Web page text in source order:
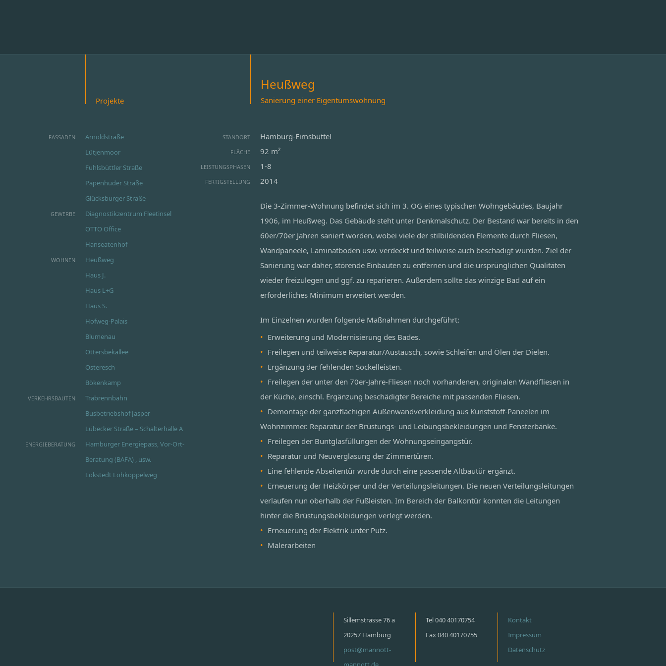
Projekte
FASSADEN
Arnoldstraße
Lütjenmoor
Fuhlsbüttler Straße
Papenhuder Straße
Glücksburger Straße
GEWERBE
Diagnostikzentrum Fleetinsel
OTTO Office
Hanseatenhof
WOHNEN
Heußweg
Haus J.
Haus L+G
Haus S.
Hofweg-Palais
Blumenau
Ottersbekallee
Osteresch
Bökenkamp
VERKEHRSBAUTEN
Trabrennbahn
Busbetriebshof Jasper
Lübecker Straße – Schalterhalle A
ENERGIEBERATUNG
Hamburger Energiepass, Vor-Ort-
Beratung (BAFA) , usw.
Lokstedt Lohkoppelweg
Heußweg
Sanierung einer Eigentumswohnung
STANDORT Hamburg-Eimsbüttel
FLÄCHE 92 m²
LEISTUNGSPHASEN 1-8
FERTIGSTELLUNG 2014
Die 3-Zimmer-Wohnung befindet sich im 3. OG eines typischen Wohngebäudes, Baujahr
1906, im Heußweg. Das Gebäude steht unter Denkmalschutz. Der Bestand war bereits in den
60er/70er Jahren saniert worden, wobei viele der stilbildenden Elemente durch Fliesen,
Wandpaneele, Laminatboden usw. verdeckt und teilweise auch beschädigt wurden. Ziel der
Sanierung war daher, störende Einbauten zu entfernen und die ursprünglichen Qualitäten
wieder freizulegen und ggf. zu reparieren. Außerdem sollte das winzige Bad auf ein
erforderliches Minimum erweitert werden.
Im Einzelnen wurden folgende Maßnahmen durchgeführt:
Erweiterung und Modernisierung des Bades.
Freilegen und teilweise Reparatur/Austausch, sowie Schleifen und Ölen der Dielen.
Ergänzung der fehlenden Sockelleisten.
Freilegen der unter den 70er-Jahre-Fliesen noch vorhandenen, originalen Wandfliesen in
der Küche, einschl. Ergänzung beschädigter Bereiche mit passenden Fliesen.
Demontage der ganzflächigen Außenwandverkleidung aus Kunststoff-Paneelen im
Wohnzimmer. Reparatur der Brüstungs- und Leibungsbekleidungen und Fensterbänke.
Freilegen der Buntglasfüllungen der Wohnungseingangstür.
Reparatur und Neuverglasung der Zimmertüren.
Eine fehlende Abseitentür wurde durch eine passende Altbautür ergänzt.
Erneuerung der Heizkörper und der Verteilungsleitungen. Die neuen Verteilungsleitungen
verlaufen nun oberhalb der Fußleisten. Im Bereich der Balkontür konnten die Leitungen
hinter die Brüstungsbekleidungen verlegt werden.
Erneuerung der Elektrik unter Putz.
Malerarbeiten
Sillemstrasse 76 a
20257 Hamburg
post@mannott-
Tel 040 40170754
Fax 040 40170755
Kontakt
Impressum
Datenschutz